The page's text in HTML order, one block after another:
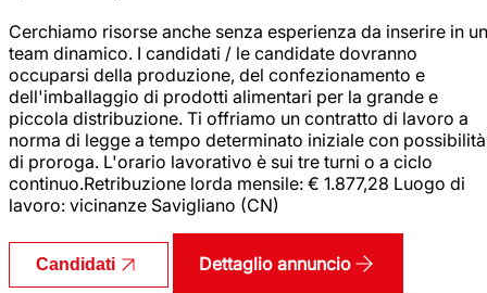
Cerchiamo risorse anche senza esperienza da inserire in un
team dinamico. I candidati / le candidate dovranno
occuparsi della produzione, del confezionamento e
dell'imballaggio di prodotti alimentari per la grande e
piccola distribuzione. Ti offriamo un contratto di lavoro a
norma di legge a tempo determinato iniziale con possibilità
di proroga. L'orario lavorativo è sui tre turni o a ciclo
continuo.Retribuzione lorda mensile: € 1.877,28 Luogo di
lavoro: vicinanze Savigliano (CN)
Candidati Dettaglio annuncio